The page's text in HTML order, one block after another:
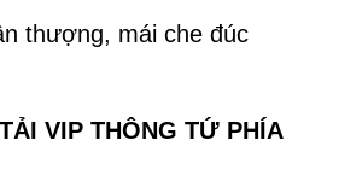
thượng, mái che đúc
VIP THÔNG TỨ PHÍA